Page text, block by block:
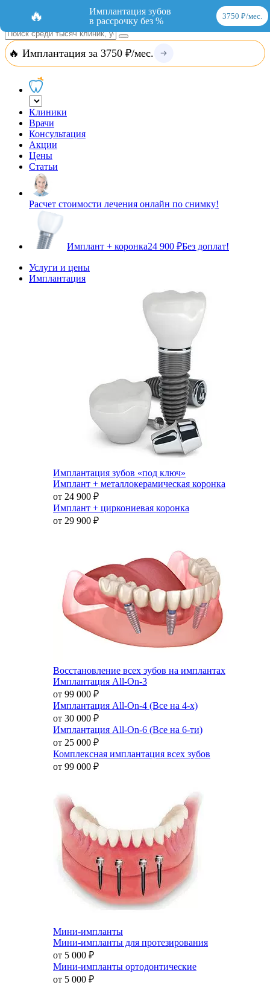
Добавить организациюВход
🔥 Имплантация за 3750 ₽/мес.
Клиники
Врачи
Консультация
Акции
Цены
Статьи
Расчет стоимости лечения онлайн по снимку!
Имплант + коронка24 900 ₽Без доплат!
Услуги и цены
Имплантация
Имплантация зубов «под ключ»
Имплант + металлокерамическая коронка
от 24 900 ₽
Имплант + циркониевая коронка
от 29 900 ₽
Восстановление всех зубов на имплантах
Имплантация All-On-3
от 99 000 ₽
Имплантация All-On-4 (Все на 4-х)
от 30 000 ₽
Имплантация All-On-6 (Все на 6-ти)
от 25 000 ₽
Комплексная имплантация всех зубов
от 99 000 ₽
Мини-импланты
Мини-импланты для протезирования
от 5 000 ₽
Мини-импланты ортодонтические
от 5 000 ₽
🔥
Имплантация зубов
в рассрочку без %
3750 ₽/мес.